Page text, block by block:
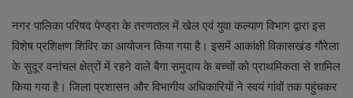
नगर पालिका परिषद पेण्ड्रा के तरणताल में खेल एवं युवा कल्याण विभाग द्वारा इस
विशेष प्रशिक्षण शिविर का आयोजन किया गया है। इसमें आकांक्षी विकासखंड गौरेला
के सुदूर वनांचल क्षेत्रों में रहने वाले बैगा समुदाय के बच्चों को प्राथमिकता से शामिल
किया गया है। जिला प्रशासन और विभागीय अधिकारियों ने स्वयं गांवों तक पहुंचकर